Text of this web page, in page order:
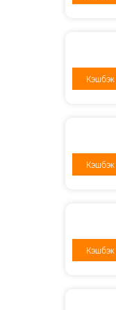
Кэшбэк
Кэшбэк
Кэшбэк